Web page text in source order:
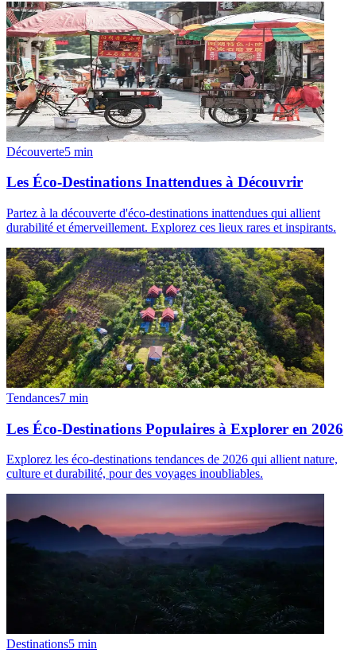
Découverte5 min
Les Éco-Destinations Inattendues à Découvrir
Partez à la découverte d'éco-destinations inattendues qui allient
durabilité et émerveillement. Explorez ces lieux rares et inspirants.
Tendances7 min
Les Éco-Destinations Populaires à Explorer en 2026
Explorez les éco-destinations tendances de 2026 qui allient nature,
culture et durabilité, pour des voyages inoubliables.
Destinations5 min